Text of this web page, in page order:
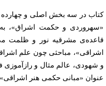
در سه بخش اصلی و
و حکمت اشراق»، به
مشرقیه نور و ظلمت
مباحثی چون علم اشراقی،
عالم مثال و رازآموزی
«مبانی حکمی هنر اشراقی»،